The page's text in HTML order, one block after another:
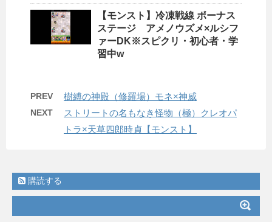
【モンスト】冷凍戦線 ボーナス
ステージ アメノウズメ×ルシフ
ァーDK※スピクリ・初心者・学
習中w
PREV 樹縛の神殿（修羅場）モネ×神威
NEXT
ストリートの名もなき怪物（極）クレオパ
トラ×天草四郎時貞【モンスト】
購読する